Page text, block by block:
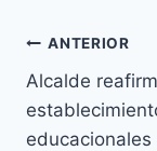
ANTERIOR
Alcalde
educacionales